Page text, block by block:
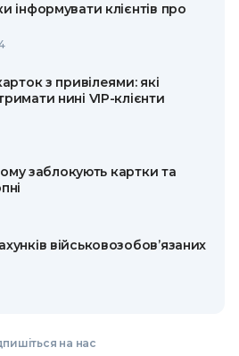
інформувати клієнтів про
з привілеями: які
нині VIP-клієнти
заблокують картки та
військовозобов’язаних
на нас